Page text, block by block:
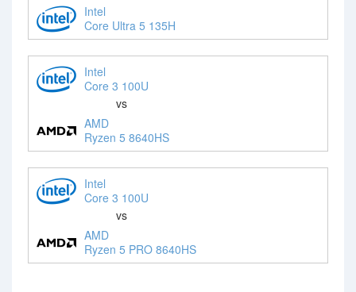
Intel
Core Ultra 5 135H
Intel
Core 3 100U
vs
AMD
Ryzen 5 8640HS
Intel
Core 3 100U
vs
AMD
Ryzen 5 PRO 8640HS